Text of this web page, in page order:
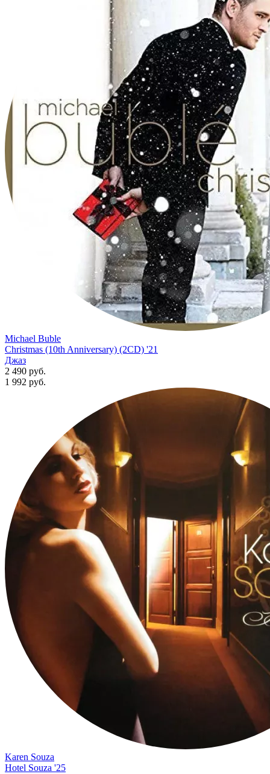
Michael Buble
Christmas (10th Anniversary) (2CD) '21
Джаз
2 490 руб.
1 992 руб.
Karen Souza
Hotel Souza '25